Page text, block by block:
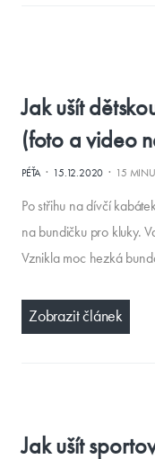
Jak ušít
(foto a video
PÉŤA· 15.12.2020 · 15
Po střihu na dívčí
na bundičku pro kluky.
Vznikla moc hezká
Zobrazit článek
Jak ušít